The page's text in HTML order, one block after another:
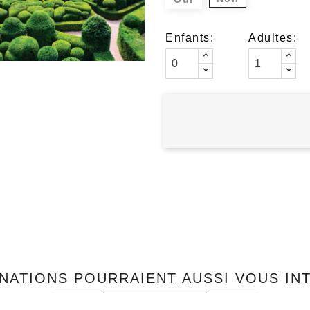
Enfants: Adultes:
POURRAIENT AUSSI VOUS